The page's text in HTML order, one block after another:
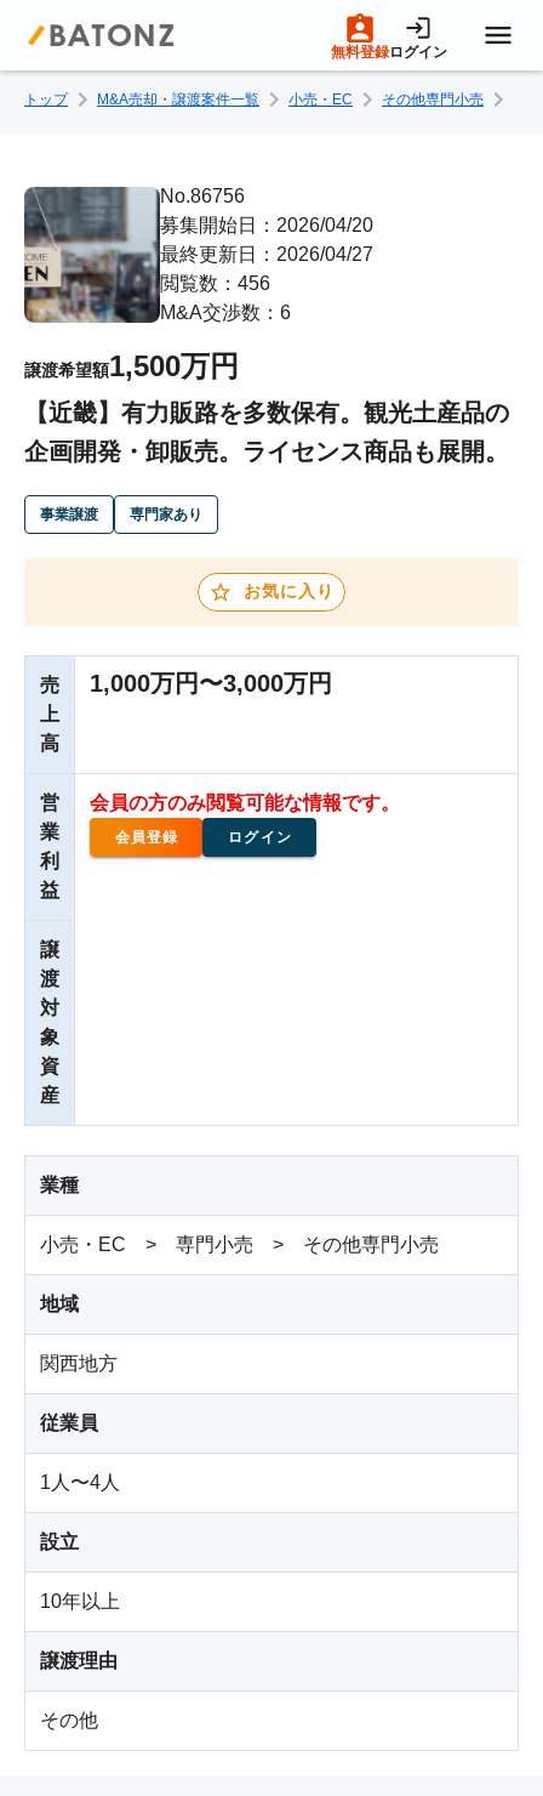
無料登録ログイン
トップページ
M&A案件一覧
売りたい方へ
成約事例
M&A専門家の方へ
トップ M&A売却・譲渡案件一覧 小売・EC その他専門小売
No.86756
募集開始日：2026/04/20
最終更新日：2026/04/27
閲覧数：456
M&A交渉数：6
譲渡希望額1,500万円
【近畿】有力販路を多数保有。観光土産品の
企画開発・卸販売。ライセンス商品も展開。
事業譲渡 専門家あり
お気に入り
売
上
高
1,000万円〜3,000万円
営
業
利
益
会員の方のみ閲覧可能な情報です。
会員登録 ログイン
譲
渡
対
象
資
産
業種
小売・EC > 専門小売 > その他専門小売
地域
関西地方
従業員
1人〜4人
設立
10年以上
譲渡理由
その他